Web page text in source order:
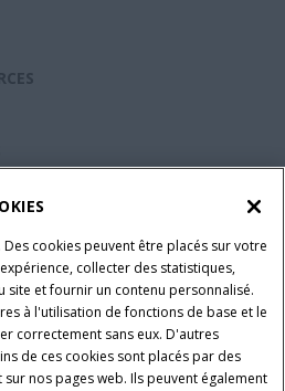
Avis de confidentialité
des cookies
cookies peuvent être placés sur votre
collecter des statistiques,
et fournir un contenu personnalisé.
à l'utilisation de fonctions de base et le
correctement sans eux. D'autres
de ces cookies sont placés par des
nos pages web. Ils peuvent également